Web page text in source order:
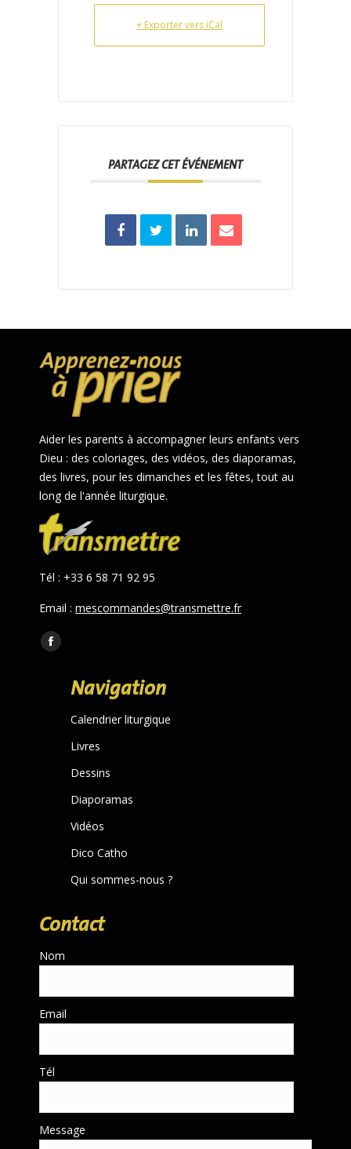
+ Exporter vers iCal
PARTAGEZ CET ÉVÉNEMENT
Aider les parents à accompagner leurs enfants vers
Dieu : des coloriages, des vidéos, des diaporamas,
des livres, pour les dimanches et les fêtes, tout au
long de l'année liturgique.
Tél : +33 6 58 71 92 95
Email : mescommandes@transmettre.fr
Trouvez nous sur :
Facebook
opens
window
Navigation
Calendrier liturgique
Livres
Dessins
Diaporamas
Vidéos
Dico Catho
Qui sommes-nous ?
Contact
Nom
Email
Tél
Message